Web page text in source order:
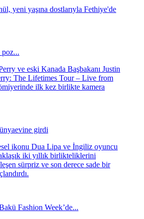
yeni yaşına dostlarıyla Fethiye'de
poz...
ve eski Kanada Başbakanı Justin
The Lifetimes Tour – Live from
ilk kez birlikte kamera
girdi
ikonu Dua Lipa ve İngiliz oyuncu
iki yıllık birlikteliklerini
sürpriz ve son derece sade bir
Fashion Week’de...